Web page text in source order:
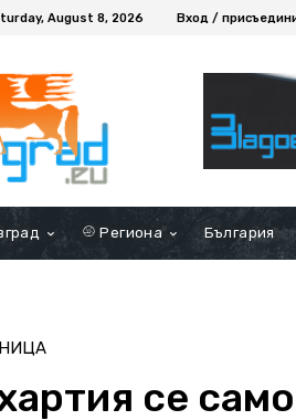
August 8, 2026 Вход /
Региона България
се